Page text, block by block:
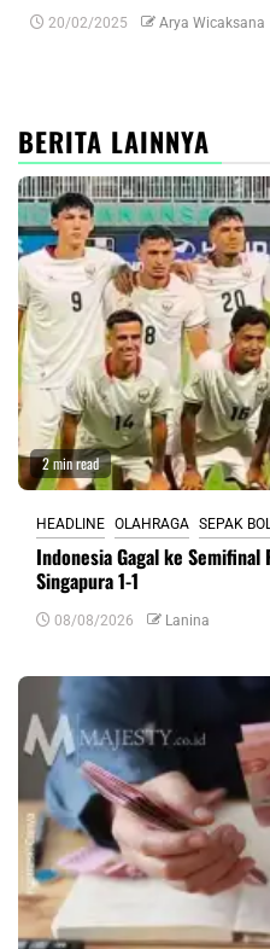
20/02/2025 Arya Wicaksana
BERITA LAINNYA
2 min read
HEADLINE OLAHRAGA SEPAK
Indonesia Gagal ke Semifinal
Singapura 1-1
08/08/2026 Lanina